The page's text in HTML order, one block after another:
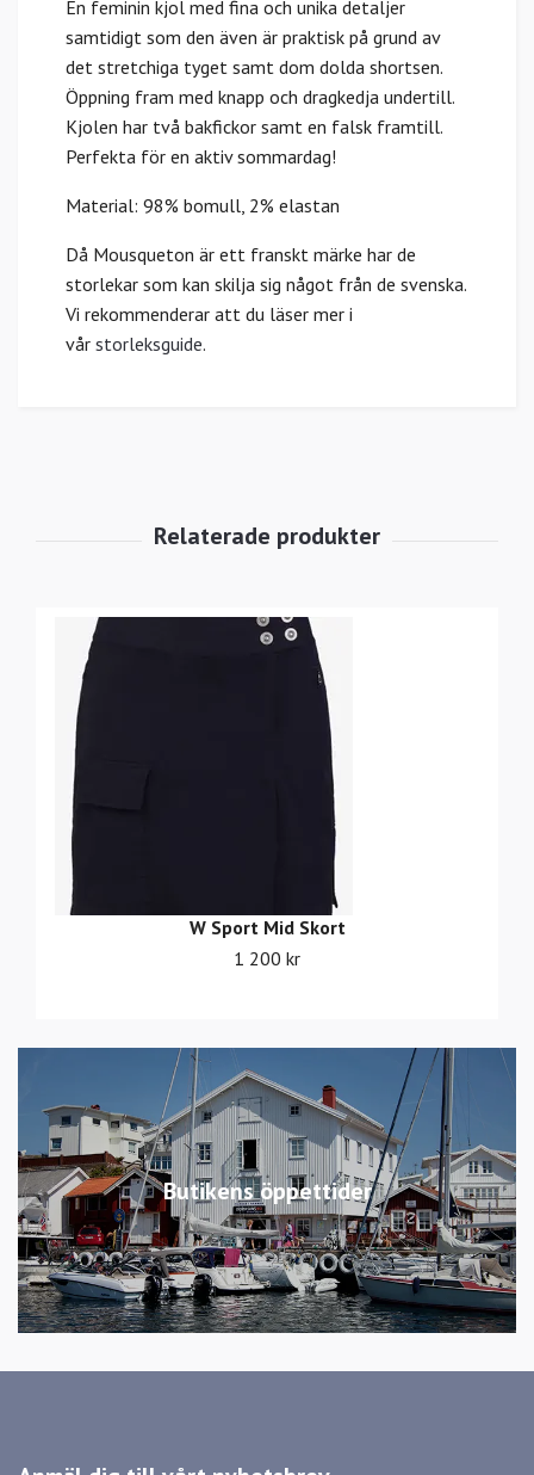
Butikens öppettider
En feminin kjol med fina och unika detaljer
samtidigt som den även är praktisk på grund av
det stretchiga tyget samt dom dolda shortsen.
Öppning fram med knapp och dragkedja undertill.
Kjolen har två bakfickor samt en falsk framtill.
Perfekta för en aktiv sommardag!
Material: 98% bomull, 2% elastan
Då Mousqueton är ett franskt märke har de
storlekar som kan skilja sig något från de svenska.
Vi rekommenderar att du läser mer i
vår storleksguide.
W Sport Mid Skort
1 200 kr